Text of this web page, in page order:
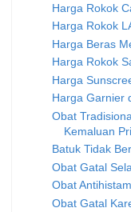
Harga Rokok
Harga Rokok
Harga Beras
Harga Rokok
Harga
Harga Garnier
Obat
Kemaluan
Batuk Tidak
Obat Gatal
Obat
Obat Gatal